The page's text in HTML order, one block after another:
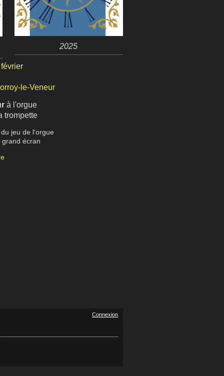
2025
le-Veneur
à l'orgue
trompette
jeu de l'orgue
écran
Connexion